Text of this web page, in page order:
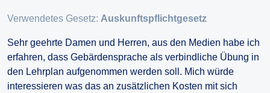
Verwendetes Gesetz: Auskunftspflichtgesetz
Sehr geehrte Damen und Herren, aus den Medien habe ich
erfahren, dass Gebärdensprache als verbindliche Übung in
den Lehrplan aufgenommen werden soll. Mich würde
interessieren was das an zusätzlichen Kosten mit sich